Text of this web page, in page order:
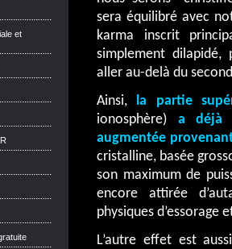
et
sera équilibré avec
karma inscrit
simplement dilapidé,
aller au-delà du
Ainsi, la partie
ionosphère) a déjà
augmentée
cristalline, basée
son maximum de
encore attirée
physiques d’essorage
L’autre effet est